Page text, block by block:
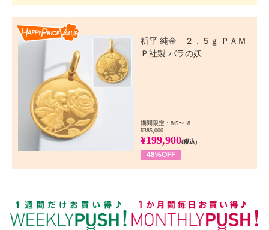
祈平 純金 ２．５ｇ ＰＡＭ
Ｐ社製 バラの妖...
期間限定：8/5〜18
¥385,000
¥199,900(税込)
48%OFF